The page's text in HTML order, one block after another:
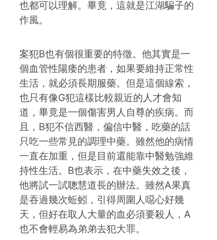
也都可以理解。畢竟，這就是江湖騙子的
作風。
案犯B也有個很重要的特徵。他其實是一
個血管性陽痿的患者，如果要維持正常性
生活，就必須長期服藥。但是這個線索，
也只有像G犯這樣比較親近的人才會知
道，畢竟是一個傷害男人自尊的疾病。而
且，B犯不信西醫，偏信中醫，吃藥的話
只吃一些常見的調理中藥。雖然他的病情
一直在加重，但是目前還能靠中醫勉強維
持性生活。B也表示，在中藥失效之後，
他將試一試聰慧道長的辦法。雖然A果真
是吞過幾次蚯蚓，引得周圍人噁心好幾
天，但好在取人大量的血必須要殺人，A
也不會輕易為弟弟去犯大罪。